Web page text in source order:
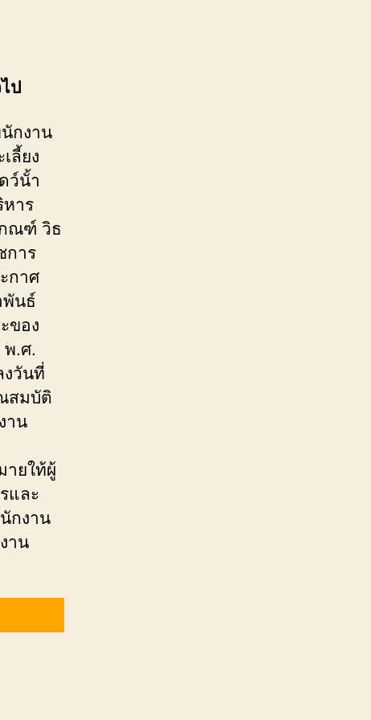
ป
กงาน
ลี้ยง
ว์นั้า
าร
ณฑ์ วิธ
การ
กาศ
นธ์
ของ
.ศ.
วันที่
สมบัติ
าน
ยใท้ผู้
และ
กงาน
าน